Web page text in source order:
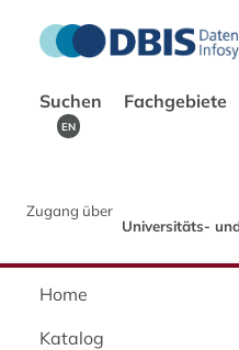
Suchen Fachgebiete
EN
Zugang über
Universitäts-
Home
Katalog